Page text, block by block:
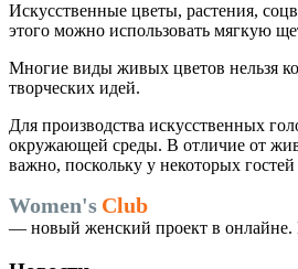
Искусственные цветы, растения,
этого можно использовать мягкую
Многие виды живых цветов нельзя
творческих идей.
Для производства искусственных
окружающей среды. В отличие от
важно, поскольку у некоторых
Women's Club
— новый женский проект в онлайне.